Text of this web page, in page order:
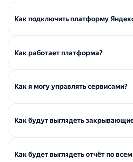
Как подключить платформу
Как работает платформа?
Как я могу управлять сервисами?
Как будут выглядеть
Как будет выглядеть отчёт по